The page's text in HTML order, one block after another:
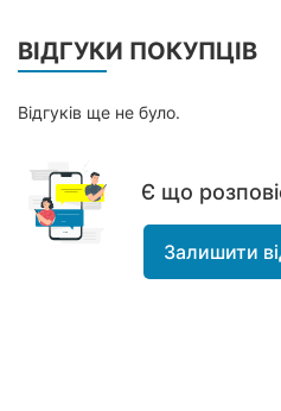
ВІДГУКИ ПОКУПЦІВ
Відгуків ще не було.
Є що
Залишити